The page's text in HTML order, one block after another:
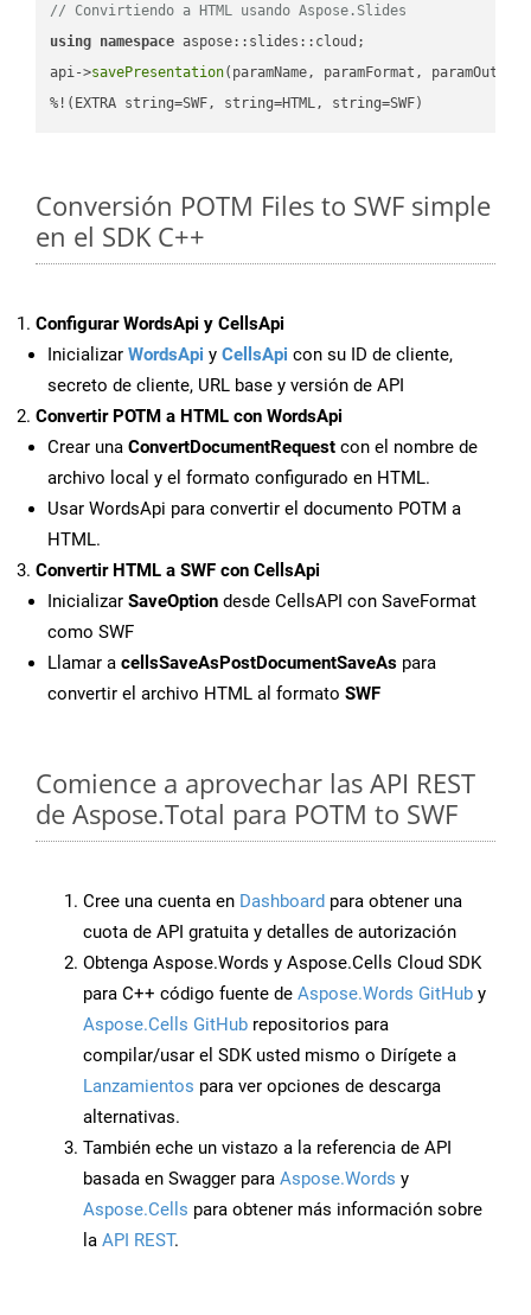
// Convirtiendo a HTML usando Aspose.Slides
using namespace aspose::slides::cloud;
api->savePresentation(paramName, paramFormat,
%!(EXTRA string=SWF, string=HTML, string=SWF)
Conversión POTM Files to SWF simple
en el SDK C++
Configurar WordsApi y CellsApi
Inicializar WordsApi y CellsApi con su ID de cliente,
secreto de cliente, URL base y versión de API
Convertir POTM a HTML con WordsApi
Crear una ConvertDocumentRequest con el nombre de
archivo local y el formato configurado en HTML.
Usar WordsApi para convertir el documento POTM a
HTML.
Convertir HTML a SWF con CellsApi
Inicializar SaveOption desde CellsAPI con SaveFormat
como SWF
Llamar a cellsSaveAsPostDocumentSaveAs para
convertir el archivo HTML al formato SWF
Comience a aprovechar las API REST
de Aspose.Total para POTM to SWF
Cree una cuenta en Dashboard para obtener una
cuota de API gratuita y detalles de autorización
Obtenga Aspose.Words y Aspose.Cells Cloud SDK
para C++ código fuente de Aspose.Words GitHub y
Aspose.Cells GitHub repositorios para
compilar/usar el SDK usted mismo o Dirígete a
Lanzamientos para ver opciones de descarga
alternativas.
También eche un vistazo a la referencia de API
basada en Swagger para Aspose.Words y
Aspose.Cells para obtener más información sobre
la API REST.